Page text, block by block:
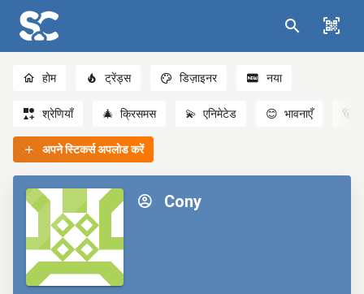
होम ट्रेंड्स डिज़ाइनर नया
श्रेणियाँ 🎄 क्रिसमस 💫 एनिमेटेड 😊 भावनाएँ 🐻
अपने स्टिकर्स अपलोड करें
Cony